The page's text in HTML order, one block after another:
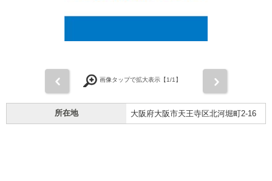
画像タップで拡大表示【1/1】
所在地 大阪府大阪市天王寺区北河堀町2-16